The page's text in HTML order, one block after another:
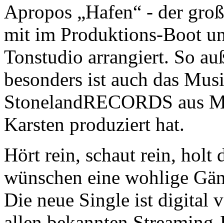
Apropos „Hafen“ - der
mit im Produktions-Boot
Tonstudio arrangiert. So
besonders ist auch das
StonelandRECORDS aus
Karsten produziert hat.
Hört rein, schaut rein, holt
wünschen eine wohlige
Die neue Single ist digital